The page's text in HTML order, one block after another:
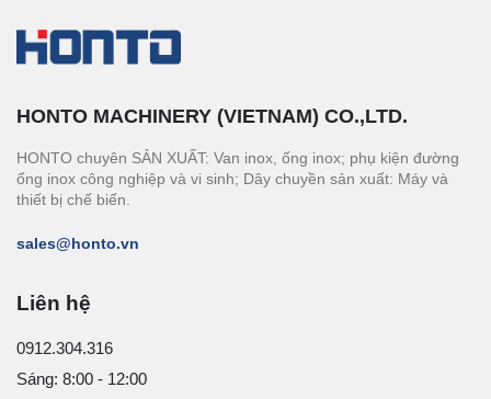
HONTO MACHINERY (VIETNAM) CO.,LTD.
HONTO chuyên SẢN XUẤT: Van inox, ống inox; phụ kiện đường
ống inox công nghiệp và vi sinh; Dây chuyền sản xuất: Máy và
thiết bị chế biến.
sales@honto.vn
Liên hệ
0912.304.316
Sáng: 8:00 - 12:00